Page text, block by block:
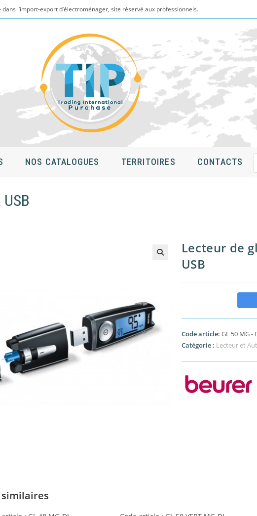
l’import-export d’électroménager, site réservé aux professionnels.
NOS CATALOGUES TERRITOIRES CONTACTS
Lecteur de
USB
Code article: GL 50 MG -
Catégorie : Lecteur et